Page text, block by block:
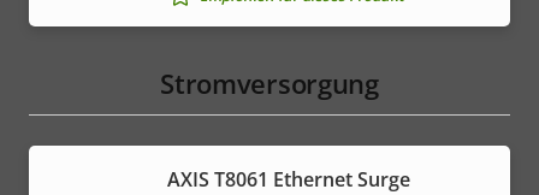
Stromversorgung
AXIS T8061 Ethernet Surge